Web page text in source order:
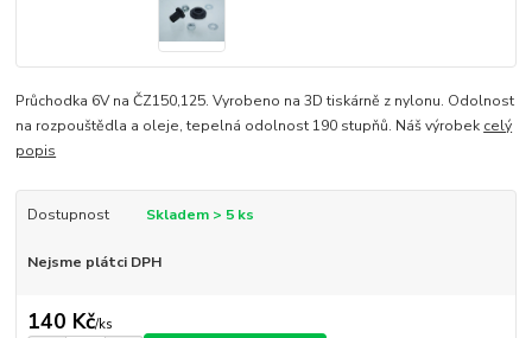
Průchodka 6V na ČZ150,125. Vyrobeno na 3D tiskárně z nylonu. Odolnost
na rozpouštědla a oleje, tepelná odolnost 190 stupňů. Náš výrobek celý
popis
Dostupnost Skladem > 5 ks
Nejsme plátci DPH
140 Kč/ks